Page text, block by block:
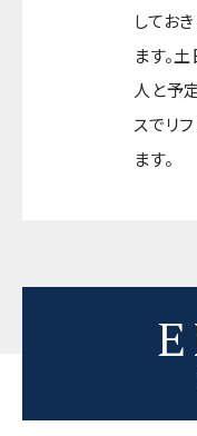
してお
ます。
人と予
スでリ
ます。